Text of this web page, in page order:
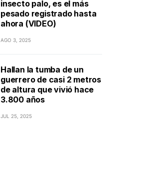
insecto palo, es el más
pesado registrado hasta
ahora (VIDEO)
AGO 3, 2025
Hallan la tumba de un
guerrero de casi 2 metros
de altura que vivió hace
3.800 años
JUL 25, 2025